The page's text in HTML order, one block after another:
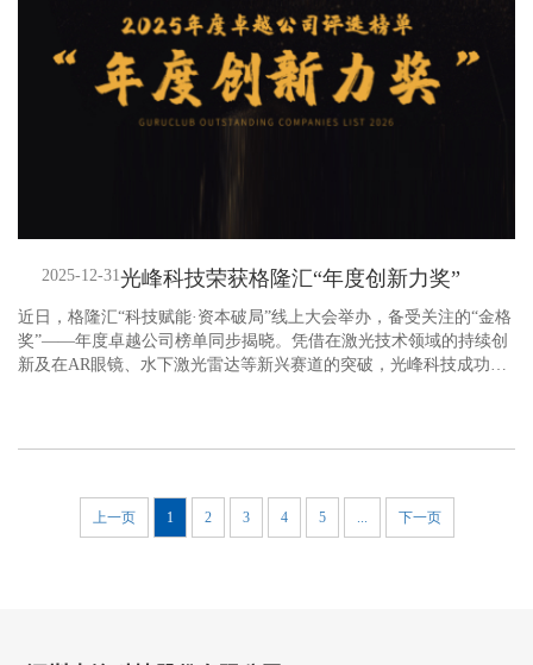
光峰科技荣获格隆汇“年度创新力奖”
2025-12-31
近日，格隆汇“科技赋能·资本破局”线上大会举办，备受关注的“金格
奖”——年度卓越公司榜单同步揭晓。凭借在激光技术领域的持续创
新及在AR眼镜、水下激光雷达等新兴赛道的突破，光峰科技成功斩
上一页 1 2 3 4 5 下一页